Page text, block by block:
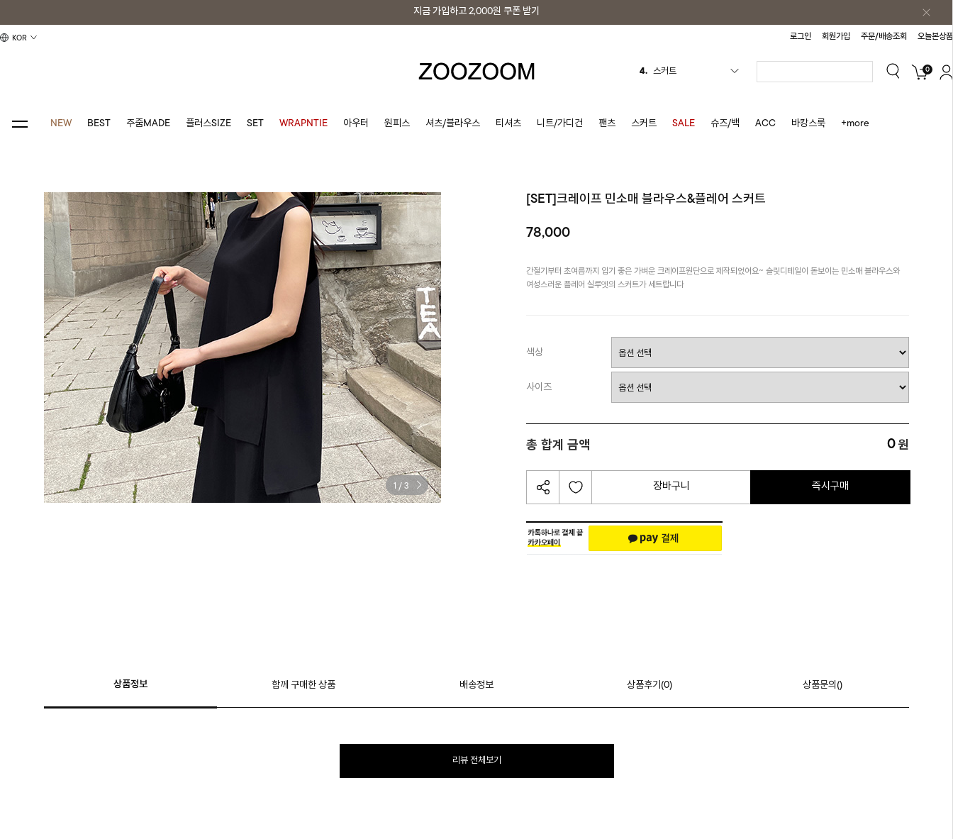
지금 가입하고 2,000원 쿠폰 받기
KOR 로그인 회원가입 주문/배송조회 오늘본상품
5. 반바지
7. 가디건
0
NEW BEST 주줌MADE 플러스SIZE SET WRAPNTIE 아우터 원피스 셔츠/블라우스 티셔츠 니트/가디건 팬츠 스커트 SALE 슈즈/백 ACC 바캉스룩 +more
1 /3
[SET]크레이프 민소매 블라우스&플레어 스커트
78,000
간절기부터 초여름까지 입기 좋은 가벼운 크레이프원단으로 제작되었어요~ 슬릿디테일이 돋보이는 민소매 블라우스와
여성스러운 플레어 실루엣의 스커트가 세트랍니다
색상
사이즈
총 합계 금액 0원
장바구니 즉시구매
상품정보 함께 구매한 상품 배송정보 상품후기(0) 상품문의()
리뷰 전체보기